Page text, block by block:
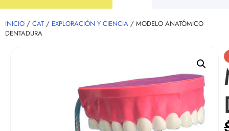
INICIO / CAT / EXPLORACIÓN Y CIENCIA / MODELO ANATÓMICO
DENTADURA